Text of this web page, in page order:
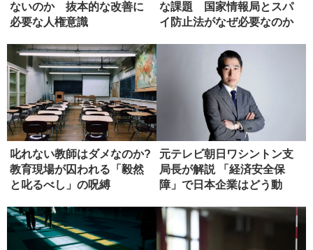
ないのか 抜本的な改善に
必要な人権意識
な課題 国家情報局とスパ
イ防止法がなぜ必要なのか
叱れない教師はダメなのか?
教育現場が囚われる「毅然
と叱るべし」の呪縛
元テレビ朝日ワシントン支
局長が解説 「経済安全保
障」で日本企業はどう動